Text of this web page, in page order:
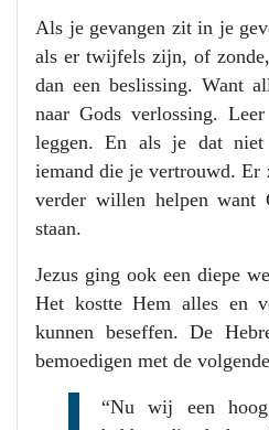
Als je gevangen zit in je
als er twijfels zijn, of
dan een beslissing. Want
naar Gods verlossing.
leggen. En als je dat
iemand die je vertrouwd.
verder willen helpen want
staan.
Jezus ging ook een diepe
Het kostte Hem alles en
kunnen beseffen. De
bemoedigen met de
“Nu wij een